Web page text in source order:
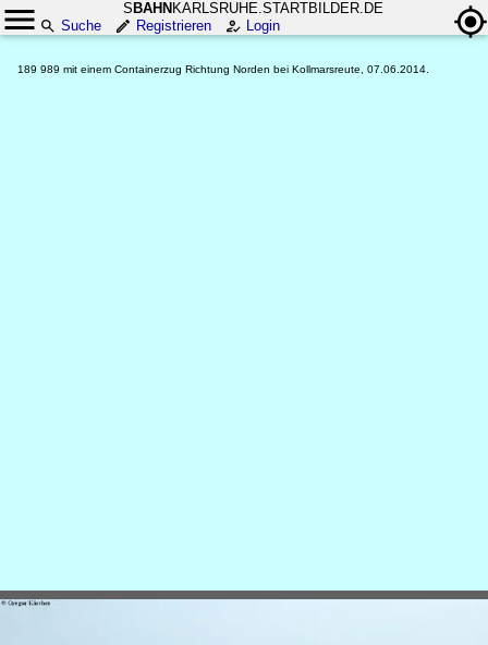
S BAHN KARLSRUHE.STARTBILDER.DE
Suche
Registrieren Login
189 989 mit einem Containerzug Richtung Norden bei Kollmarsreute, 07.06.2014.